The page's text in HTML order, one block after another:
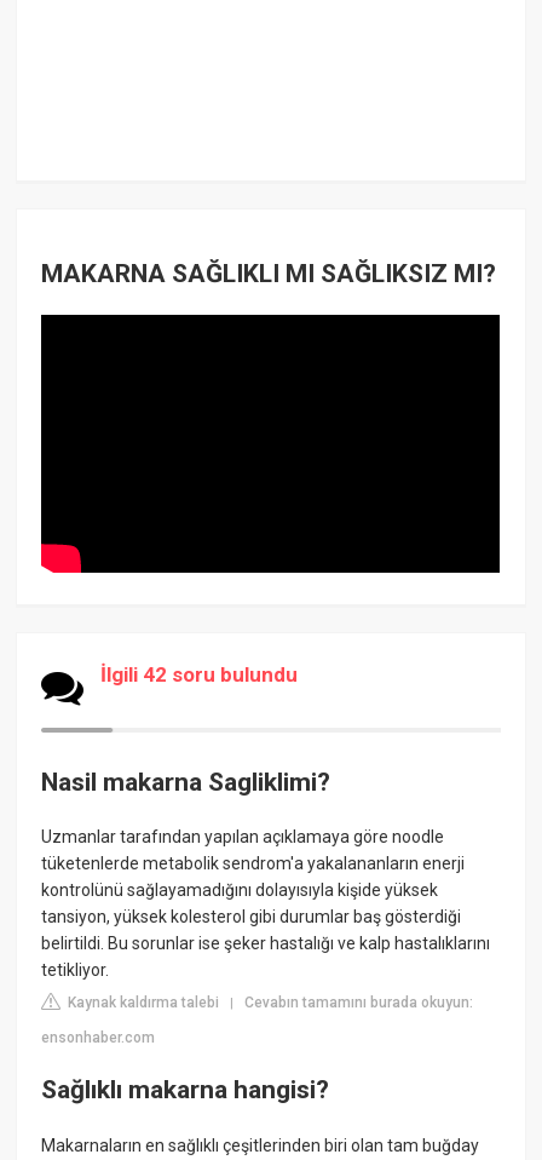
MAKARNA SAĞLIKLI MI SAĞLIKSIZ MI?
İlgili 42 soru bulundu
Nasil makarna Sagliklimi?
Uzmanlar tarafından yapılan açıklamaya göre noodle
tüketenlerde metabolik sendrom'a yakalananların enerji
kontrolünü sağlayamadığını dolayısıyla kişide yüksek
tansiyon, yüksek kolesterol gibi durumlar baş gösterdiği
belirtildi. Bu sorunlar ise şeker hastalığı ve kalp hastalıklarını
tetikliyor.
Kaynak kaldırma talebi |Cevabın tamamını burada okuyun:
ensonhaber.com
Sağlıklı makarna hangisi?
Makarnaların en sağlıklı çeşitlerinden biri olan tam buğday